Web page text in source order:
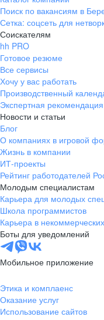
Поиск по вакансиям в
Сетка: соцсеть для
Соискателям
hh PRO
Готовое резюме
Все сервисы
Хочу у вас работать
Производственный
Экспертная рекомендация
Новости и статьи
Блог
О компаниях в игровой
Жизнь в компании
ИТ-проекты
Рейтинг работодателей
Молодым специалистам
Карьера для молодых
Школа программистов
Карьера в
Боты для уведомлений
Мобильное приложение
Этика и комплаенс
Оказание услуг
Использование сайтов